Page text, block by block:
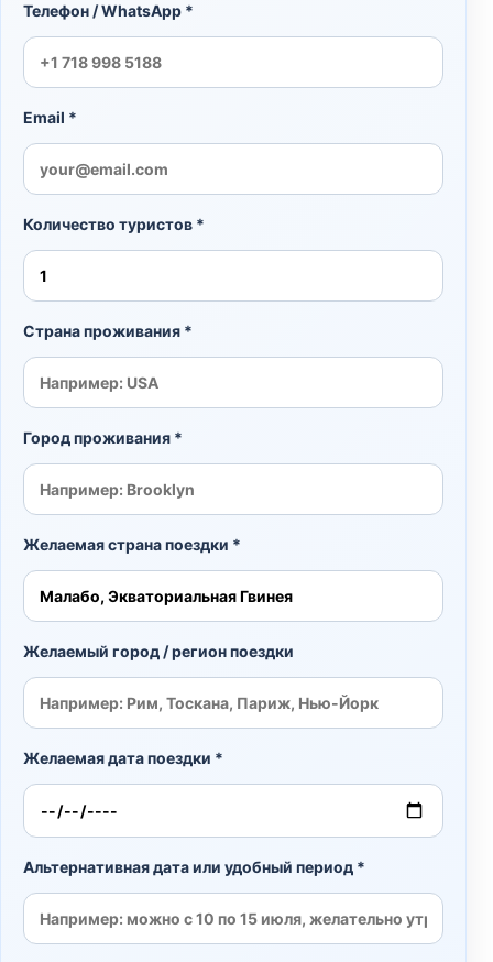
Телефон / WhatsApp *
Email *
Количество туристов *
Страна проживания *
Город проживания *
Желаемая страна поездки *
Желаемый город / регион поездки
Желаемая дата поездки *
Альтернативная дата или удобный период *